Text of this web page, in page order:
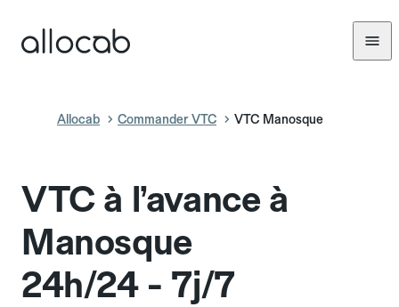
Allocab Commander VTC VTC Manosque
VTC à l’avance à
Manosque
24h/24 - 7j/7